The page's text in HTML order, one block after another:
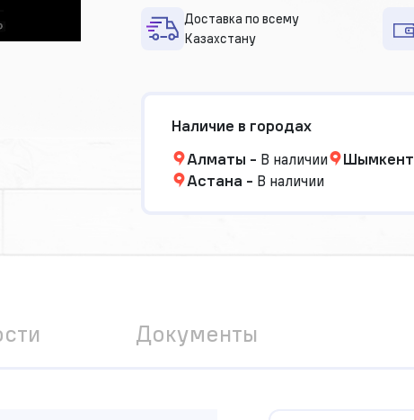
Доставка по всему
Казахстану
Наличие в городах
Алматы - В наличии Шымкент
Астана - В наличии
Документы